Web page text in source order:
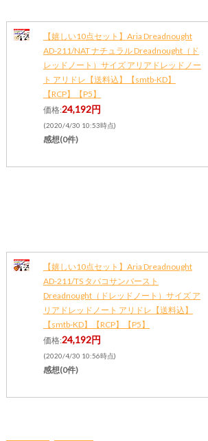
【嬉しい10点セット】Aria Dreadnought
AD-211/NAT ナチュラル Dreadnought（ド
レッドノート）サイズ アリアドレッドノー
ト アリドレ【送料込】【smtb-KD】
【RCP】【P5】
価格:24,192円
(2020/4/30 10:53時点)
感想(0件)
【嬉しい10点セット】Aria Dreadnought
AD-211/TS タバコサンバースト
Dreadnought（ドレッドノート）サイズ ア
リアドレッドノート アリドレ【送料込】
【smtb-KD】【RCP】【P5】
価格:24,192円
(2020/4/30 10:56時点)
感想(0件)